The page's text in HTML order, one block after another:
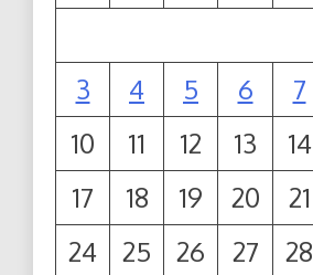
3
4 5 6 7
10
11 12 13 14
17
18 19 20 21
24
25 26 27 28